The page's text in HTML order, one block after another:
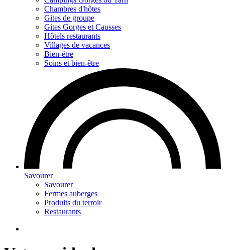
Chambres d'hôtes
Gites de groupe
Gites Gorges et Causses
Hôtels restaurants
Villages de vacances
Bien-être
Soins et bien-être
Savourer
Savourer
Fermes auberges
Produits du terroir
Restaurants